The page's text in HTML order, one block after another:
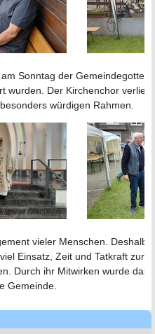
Sonntag der
wurden. Der Kirchenchor
würdigen Rahmen.
vieler Menschen. Deshalb
Einsatz, Zeit und Tatkraft zur
Durch ihr Mitwirken wurde das
Gemeinde.